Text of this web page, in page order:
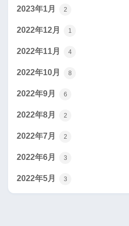
2023年1月 2
2022年12月 1
2022年11月 4
2022年10月 8
2022年9月 6
2022年8月 2
2022年7月 2
2022年6月 3
2022年5月 3